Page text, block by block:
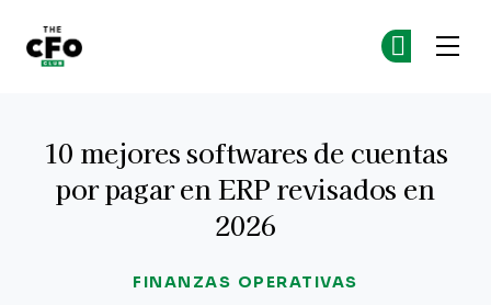
FINANZAS OPERATIVAS
10 mejores softwares de cuentas
por pagar en ERP revisados en
2026